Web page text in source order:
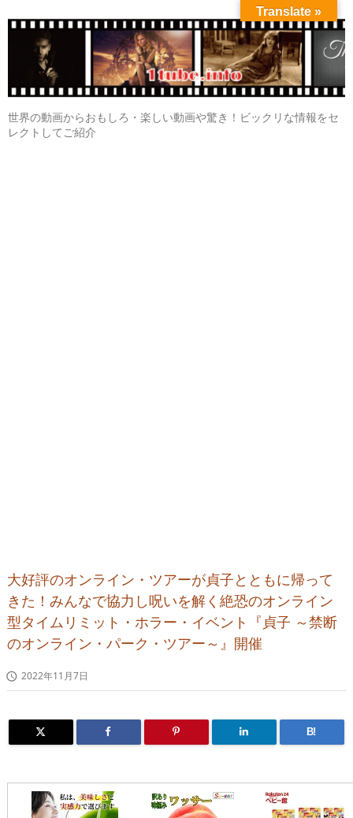
世界の動画からおもしろ・楽しい動画や驚き！ビックリな情報をセ
レクトしてご紹介
大好評のオンライン・ツアーが貞子とともに帰って
きた！みんなで協力し呪いを解く絶恐のオンライン
型タイムリミット・ホラー・イベント『貞子 ～禁断
のオンライン・パーク・ツアー～』開催
 2022年11月7日
B!
Translate »